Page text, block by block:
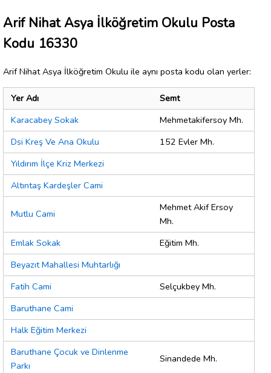
Arif Nihat Asya İlköğretim Okulu Posta
Kodu 16330
Arif Nihat Asya İlköğretim Okulu ile aynı posta kodu olan yerler:
Yer Adı
Semt
Karacabey Sokak
Mehmetakifersoy Mh.
Dsi Kreş Ve Ana Okulu
152 Evler Mh.
Yıldırım İlçe Kriz Merkezi
Altıntaş Kardeşler Cami
Mutlu Cami
Mehmet Akif Ersoy
Mh.
Emlak Sokak
Eğitim Mh.
Beyazıt Mahallesi Muhtarlığı
Fatih Cami
Selçukbey Mh.
Baruthane Cami
Halk Eğitim Merkezi
Baruthane Çocuk ve Dinlenme
Parkı
Sinandede Mh.